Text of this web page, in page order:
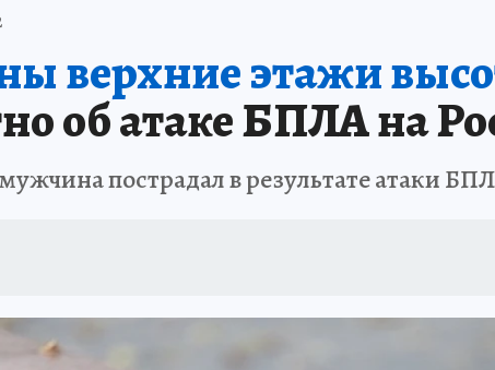
верхние этажи
об атаке БПЛА на
пострадал в результате атаки